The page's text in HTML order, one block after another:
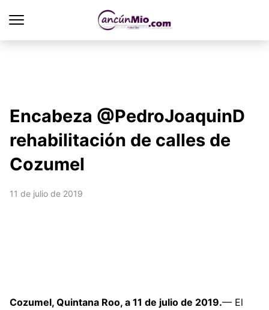
Encabeza @PedroJoaquinD
rehabilitación de calles de
Cozumel
11 de julio de 2019
Cozumel, Quintana Roo, a 11 de julio de 2019.— El